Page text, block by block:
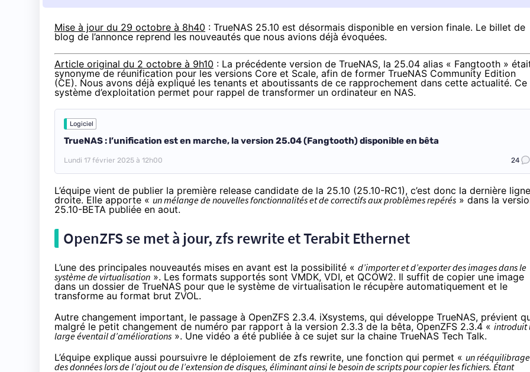
Mise à jour du 29 octobre à 8h40 : TrueNAS 25.10 est désormais disponible en version finale. Le billet de
blog de l’annonce reprend les nouveautés que nous avions déjà évoquées.
Article original du 2 octobre à 9h10 : La précédente version de TrueNAS, la 25.04 alias « Fangtooth »
synonyme de réunification pour les versions Core et Scale, afin de former TrueNAS Community Edition
(CE). Nous avons déjà expliqué les tenants et aboutissants de ce rapprochement dans cette actualité. Ce
système d’exploitation permet pour rappel de transformer un ordinateur en NAS.
Logiciel
TrueNAS : l’unification est en marche, la version 25.04 (Fangtooth) disponible en bêta
Lundi 17 février 2025 à 12h00 24
L’équipe vient de publier la première release candidate de la 25.10 (25.10-RC1), c’est donc la dernière ligne
droite. Elle apporte « un mélange de nouvelles fonctionnalités et de correctifs aux problèmes repérés » dans la
25.10-BETA publiée en aout.
OpenZFS se met à jour, zfs rewrite et Terabit Ethernet
L’une des principales nouveautés mises en avant est la possibilité « d’importer et d’exporter des images dans le
système de virtualisation ». Les formats supportés sont VMDK, VDI, et QCOW2. Il suffit de copier une image
dans un dossier de TrueNAS pour que le système de virtualisation le récupère automatiquement et le
transforme au format brut ZVOL.
Autre changement important, le passage à OpenZFS 2.3.4. iXsystems, qui développe TrueNAS, prévient
malgré le petit changement de numéro par rapport à la version 2.3.3 de la bêta, OpenZFS 2.3.4 « introduit
large éventail d’améliorations ». Une vidéo a été publiée à ce sujet sur la chaine TrueNAS Tech Talk.
L’équipe explique aussi poursuivre le déploiement de zfs rewrite, une fonction qui permet « un rééquilibrage
des données lors de l’ajout ou de l’extension de disques, éliminant ainsi le besoin de scripts pour copier les fichiers. Étant